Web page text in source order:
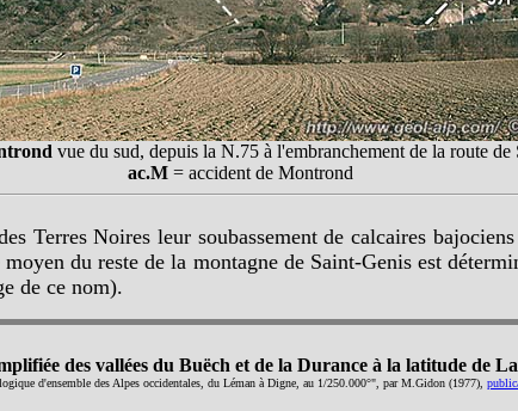
vue du sud, depuis la N.75 à l'embranchement de la route de
ac.M= accident de Montrond
Terres Noires leur soubassement de calcaires
du reste de la montagne de Saint-Genis est
de ce nom).
des vallées du Buëch et de la Durance à la latitude de
d'ensemble des Alpes occidentales, du Léman à Digne, au 1/250.000°", par M.Gidon (1977),